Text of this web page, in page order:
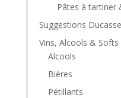
Pâtes à tartiner
Suggestions
Vins, Alcools & Softs
Alcools
Bières
Pétillants